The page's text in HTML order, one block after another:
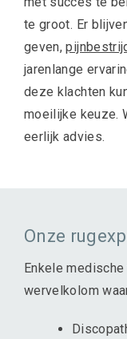
te groot. Er
geven,
jarenlange
deze klachten
moeilijke keuze.
eerlijk advies.
Onze
Enkele
wervelkolom